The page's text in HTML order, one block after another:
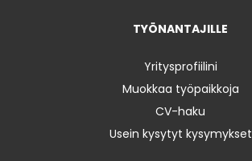
TYÖNANTAJILLE
Yritysprofiilini
Muokkaa työpaikkoja
CV-haku
Usein kysytyt kysymykset